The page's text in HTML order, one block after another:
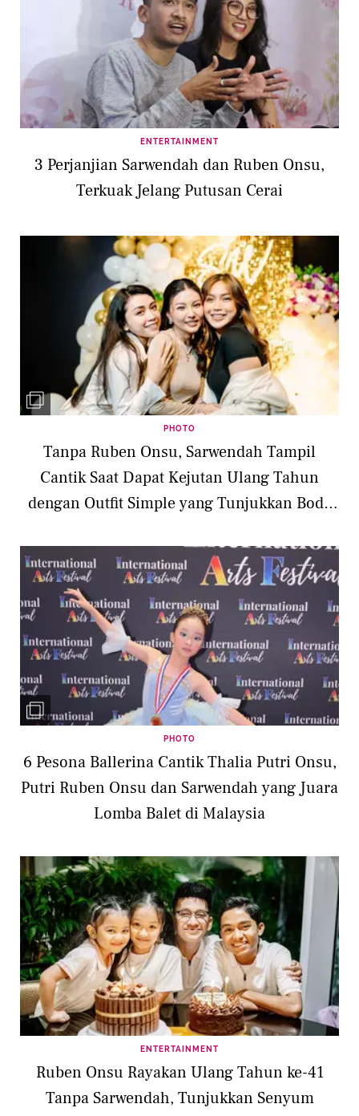
ENTERTAINMENT
3 Perjanjian Sarwendah dan Ruben Onsu,
Terkuak Jelang Putusan Cerai
PHOTO
Tanpa Ruben Onsu, Sarwendah Tampil
Cantik Saat Dapat Kejutan Ulang Tahun
dengan Outfit Simple yang Tunjukkan Body
PHOTO
6 Pesona Ballerina Cantik Thalia Putri Onsu,
Putri Ruben Onsu dan Sarwendah yang Juara
Lomba Balet di Malaysia
ENTERTAINMENT
Ruben Onsu Rayakan Ulang Tahun ke-41
Tanpa Sarwendah, Tunjukkan Senyum